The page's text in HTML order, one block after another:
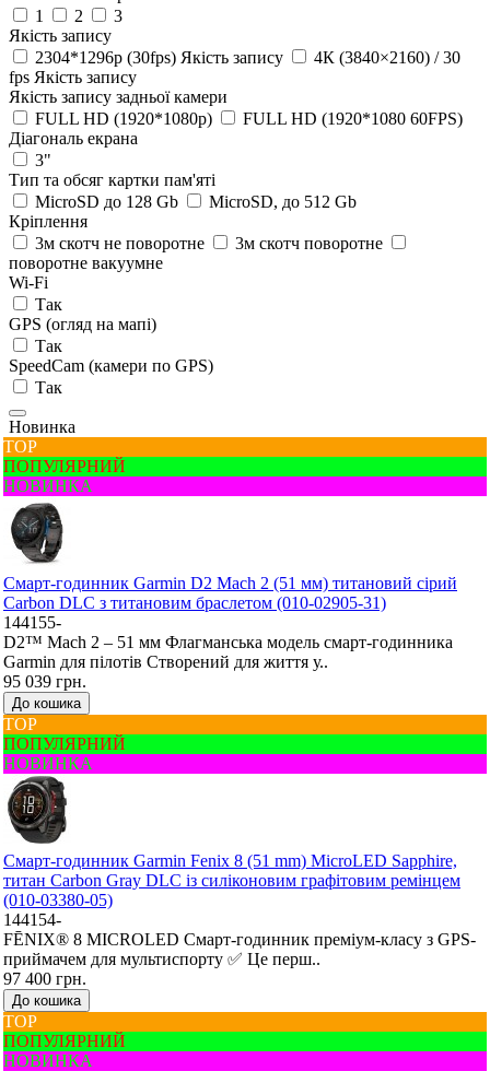
1
2
3
Якість запису
2304*1296p (30fps) Якість запису
4К (3840×2160) / 30
fps Якість запису
Якість запису задньої камери
FULL HD (1920*1080p)
FULL HD (1920*1080 60FPS)
Діагональ екрана
3"
Тип та обсяг картки пам'яті
MicroSD до 128 Gb
MicroSD, до 512 Gb
Кріплення
3м скотч не поворотне
3м скотч поворотне
поворотне вакуумне
Wi-Fi
Так
GPS (огляд на мапі)
Так
SpeedCam (камери по GPS)
Так
Новинка
ТОР
ПОПУЛЯРНИЙ
НОВИНКА
Смарт-годинник Garmin D2 Mach 2 (51 мм) титановий сірий
Carbon DLC з титановим браслетом (010-02905-31)
144155-
D2™ Mach 2 – 51 мм Флагманська модель смарт-годинника
Garmin для пілотів Створений для життя у..
95 039 грн.
До кошика
ТОР
ПОПУЛЯРНИЙ
НОВИНКА
Смарт-годинник Garmin Fenix 8 (51 mm) MicroLED Sapphire,
титан Carbon Gray DLC із силіконовим графітовим ремінцем
(010-03380-05)
144154-
FĒNIX® 8 MICROLED Смарт-годинник преміум-класу з GPS-
приймачем для мультиспорту ✅ Це перш..
97 400 грн.
До кошика
ТОР
ПОПУЛЯРНИЙ
НОВИНКА